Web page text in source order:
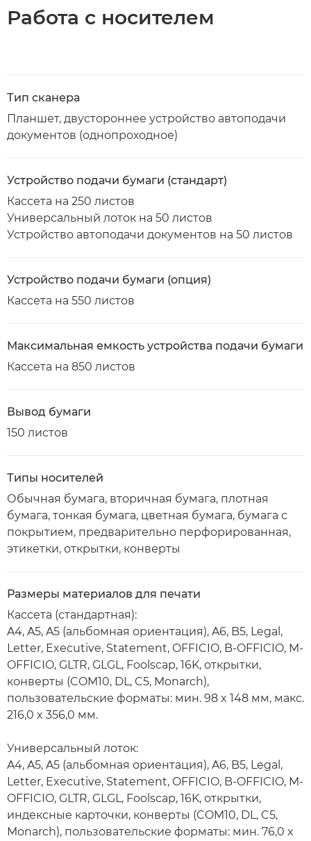
Работа с носителем
Тип сканера
Планшет, двустороннее устройство автоподачи
документов (однопроходное)
Устройство подачи бумаги (стандарт)
Кассета на 250 листов
Универсальный лоток на 50 листов
Устройство автоподачи документов на 50 листов
Устройство подачи бумаги (опция)
Кассета на 550 листов
Максимальная емкость устройства подачи бумаги
Кассета на 850 листов
Вывод бумаги
150 листов
Типы носителей
Обычная бумага, вторичная бумага, плотная
бумага, тонкая бумага, цветная бумага, бумага с
покрытием, предварительно перфорированная,
этикетки, открытки, конверты
Размеры материалов для печати
Кассета (стандартная):
A4, A5, A5 (альбомная ориентация), A6, B5, Legal,
Letter, Executive, Statement, OFFICIO, B-OFFICIO, M-
OFFICIO, GLTR, GLGL, Foolscap, 16K, открытки,
конверты (COM10, DL, C5, Monarch),
пользовательские форматы: мин. 98 x 148 мм, макс.
216,0 x 356,0 мм.
Универсальный лоток:
A4, A5, A5 (альбомная ориентация), A6, B5, Legal,
Letter, Executive, Statement, OFFICIO, B-OFFICIO, M-
OFFICIO, GLTR, GLGL, Foolscap, 16K, открытки,
индексные карточки, конверты (COM10, DL, C5,
Monarch), пользовательские форматы: мин. 76,0 x